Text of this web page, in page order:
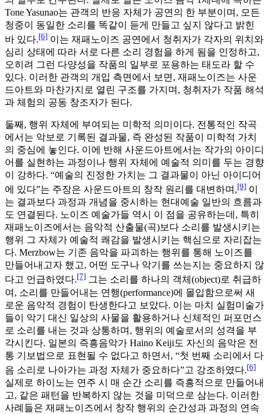
Tone Yasunao는 관객의 반응 자체가 공연의 한 부분이며, 모든
청중이 동일한 소리를 똑같이 듣게 만들고 싶지 않다고 밝힌
바 있다.[6] 이는 재패노이즈 공연에서 청취자가 각자의 위치와
심리 상태에 따라 서로 다른 소리 경험을 하게 됨을 인정하고,
오히려 그런 다양성을 작품의 일부로 포용하는 태도라 할 수
있다. 이러한 관객의 개입 측면에서 보면, 재패노이즈는 사운
드아트와 마찬가지로 열린 구조를 가지며, 청취자가 작품 해석
과 체험의 공동 창조자가 된다.
둘째, 행위 자체에 부여되는 미학적 의미이다. 전통적인 작곡
에서는 악보로 기록된 결과물, 즉 완성된 작품이 미학적 가치
의 중심에 놓인다. 이에 반해 사운드아트에서는 작가의 아이디
어를 실현하는 과정이나 행위 자체에 예술적 의미를 두는 경향
이 강하다. “예술의 진정한 가치는 그 결과물이 아닌 아이디어
에 있다”는 주장은 사운드아트의 창작 원리를 대변하며,[9] 이
는 결과보다 과정과 개념을 중시하는 현대예술 일반의 흐름과
도 연결된다. 노이즈 예술가들 역시 이 점을 공유하는데, 특히
재패노이즈에서는 음악적 산출물(곡)보다 소리를 발생시키는
행위 그 자체가 예술적 쾌감을 발생시키는 핵심으로 자리잡는
다. Merzbow는 기존 음악을 파괴하는 행위를 통해 노이즈를
만들어내고자 했고, 어떤 도구나 악기를 쓰는지는 중요하지 않
다고 언급하였다.[7] 그는 소리를 하나의 객체(object)로 취급하
여, 소리를 만들어내는 연행(performance)에 몰입함으로써 새
로운 음악적 경험이 탄생한다고 보았다. 이는 마치 실험미술가
들이 악기 대신 일상의 사물을 활용하거나 신체적인 퍼포먼스
로 소리를 내는 것과 상통하며, 행위의 예술로서의 성격을 부
각시킨다. 일본의 즉흥음악가 Haino Keiji도 자신의 음악은 전
통 기보법으로 표현될 수 없다고 하면서, “첫 번째 소리에서 다
음 소리로 나아가는 과정 자체가 중요하다”고 강조하였다.[6]
실제로 하이노는 연주 시 매 순간 소리를 즉흥적으로 만들어내
고, 같은 패턴을 반복하지 않는 것을 미덕으로 삼는다. 이러한
사례들은 재패노이즈에서 창작 행위의 순간성과 과정의 연속